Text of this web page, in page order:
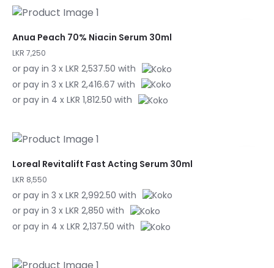
Anua Peach 70% Niacin Serum 30ml
LKR 7,250
or pay in 3 x LKR 2,537.50 with
or pay in 3 x LKR 2,416.67 with
or pay in 4 x LKR 1,812.50 with
Loreal Revitalift Fast Acting Serum 30ml
LKR 8,550
or pay in 3 x LKR 2,992.50 with
or pay in 3 x LKR 2,850 with
or pay in 4 x LKR 2,137.50 with